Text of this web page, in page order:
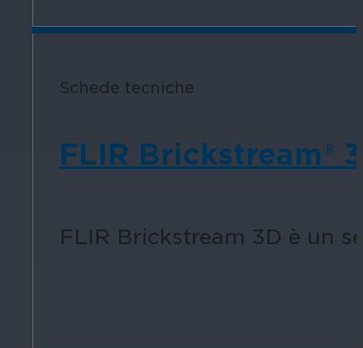
Schede tecniche
FLIR Brickstream®
FLIR Brickstream 3D è un